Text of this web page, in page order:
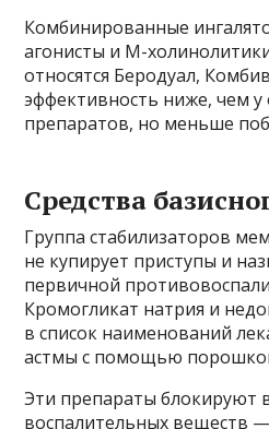
Комбинированные
агонисты и М-
относятся Беродуал,
эффективность ниже, чем
препаратов, но меньше
Средства
Группа стабилизаторов
не купирует приступы и
первичной
Кромогликат натрия и
в список наименований
астмы с помощью
Эти препараты блокируют
воспалительных веществ